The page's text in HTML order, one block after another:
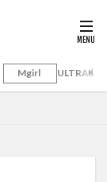
Mgirl